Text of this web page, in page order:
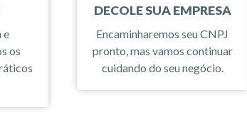
e
os
DECOLE SUA EMPRESA
Encaminharemos seu CNPJ
pronto, mas vamos continuar
cuidando do seu negócio.